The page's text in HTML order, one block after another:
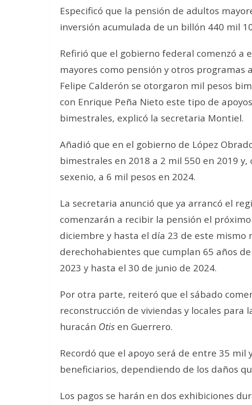
Especificó que la pensión de adultos
inversión acumulada de un billón 440 mil
Refirió que el gobierno federal comenzó a
mayores como pensión y otros programas
Felipe Calderón se otorgaron mil pesos
con Enrique Peña Nieto este tipo de
bimestrales, explicó la secretaria Montiel.
Añadió que en el gobierno de López
bimestrales en 2018 a 2 mil 550 en 2019
sexenio, a 6 mil pesos en 2024.
La secretaria anunció que ya arrancó el
comenzarán a recibir la pensión el
diciembre y hasta el día 23 de este mismo
derechohabientes que cumplan 65 años
2023 y hasta el 30 de junio de 2024.
Por otra parte, reiteró que el sábado
reconstrucción de viviendas y locales para
huracán Otis en Guerrero.
Recordó que el apoyo será de entre 35 mil
beneficiarios, dependiendo de los daños
Los pagos se harán en dos exhibiciones